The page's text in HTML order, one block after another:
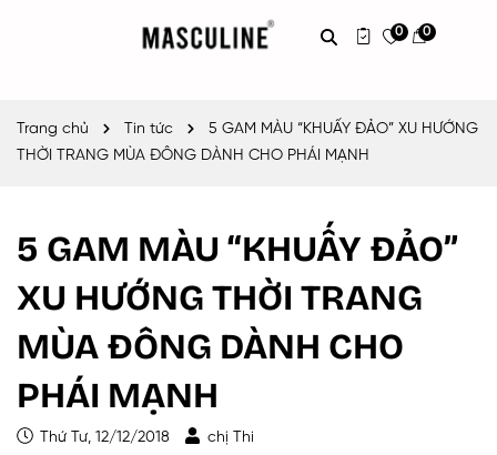
0 0
Trang chủ Tin tức
5 GAM MÀU “KHUẤY ĐẢO” XU HƯỚNG
THỜI TRANG MÙA ĐÔNG DÀNH CHO PHÁI MẠNH
5 GAM MÀU “KHUẤY ĐẢO”
XU HƯỚNG THỜI TRANG
MÙA ĐÔNG DÀNH CHO
PHÁI MẠNH
Thứ Tư, 12/12/2018 chị Thi